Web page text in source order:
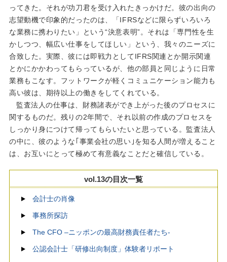
ってきた。それが功刀君を受け入れたきっかけだ。彼の出向の
志望動機で印象的だったのは、「IFRSなどに限らずいろいろ
な業務に携わりたい」という“決意表明”。それは「専門性を生
かしつつ、幅広い仕事をしてほしい」という、我々のニーズに
合致した。実際、彼には即戦力としてIFRS関連とか開示関連
とかにかかわってもらっているが、他の部員と同じように日常
業務もこなす。フットワークが軽くコミュニケーション能力も
高い彼は、期待以上の働きをしてくれている。
監査法人の仕事は、財務諸表ができ上がった後のプロセスに
関するものだ。残りの2年間で、それ以前の作成のプロセスを
しっかり身につけて帰ってもらいたいと思っている。監査法人
の中に、彼のような｢事業会社の思い｣を知る人間が増えること
は、お互いにとって極めて有意義なことだと確信している。
vol.13の目次一覧
会計士の肖像
事務所探訪
The CFO –ニッポンの最高財務責任者たち-
公認会計士「研修出向制度」体験者リポート